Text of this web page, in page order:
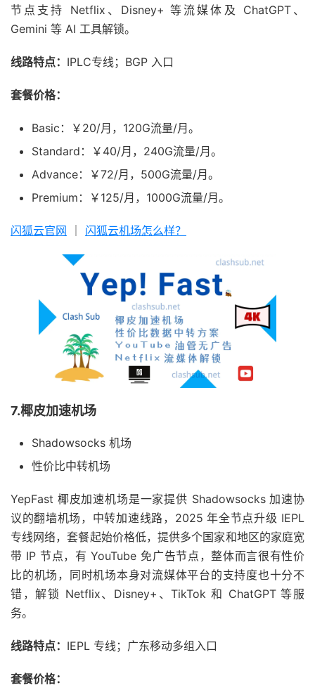
节点支持 Netflix、Disney+ 等流媒体及 ChatGPT、
Gemini 等 AI 工具解锁。
线路特点： IPLC专线；BGP 入口
套餐价格：
Basic：￥20/月，120G流量/月。
Standard：￥40/月，240G流量/月。
Advance：￥72/月，500G流量/月。
Premium：￥125/月，1000G流量/月。
闪狐云官网 闪狐云机场怎么样？
7.椰皮加速机场
Shadowsocks 机场
性价比中转机场
YepFast 椰皮加速机场是一家提供 Shadowsocks 加速协
议的翻墙机场，中转加速线路，2025 年全节点升级 IEPL
专线网络，套餐起始价格低，提供多个国家和地区的家庭宽
带 IP 节点，有 YouTube 免广告节点，整体而言很有性价
比的机场，同时机场本身对流媒体平台的支持度也十分不
错，解锁 Netflix、Disney+、TikTok 和 ChatGPT 等服
务。
线路特点： IEPL 专线；广东移动多组入口
套餐价格：